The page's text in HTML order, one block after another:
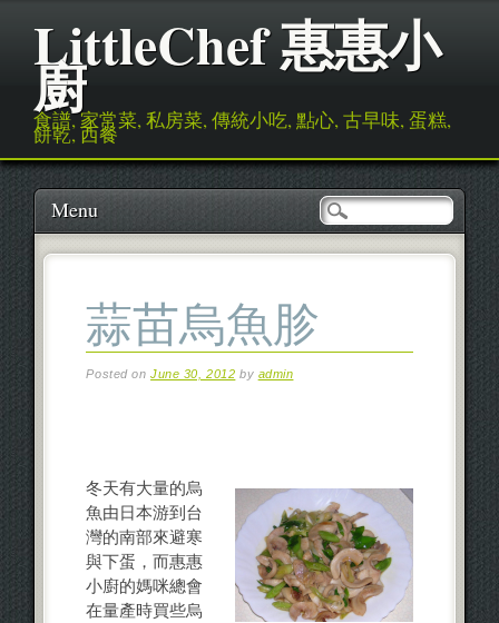
LittleChef 惠惠小
廚
食譜, 家常菜, 私房菜, 傳統小吃, 點心, 古早味, 蛋糕,
餅乾, 西餐
Main menu
Skip to content
Menu
蒜苗烏魚胗
Posted onJune 30, 2012 by admin
冬天有大量的烏
魚由日本游到台
灣的南部來避寒
與下蛋，而惠惠
小廚的媽咪總會
在量產時買些烏